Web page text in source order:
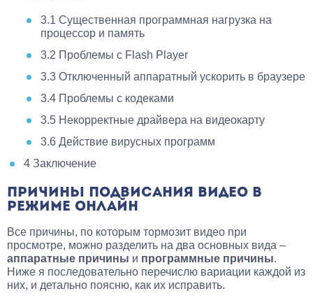
3.1 Существенная программная нагрузка на
процессор и память
3.2 Проблемы с Flash Player
3.3 Отключенный аппаратный ускорить в браузере
3.4 Проблемы с кодеками
3.5 Некорректные драйвера на видеокарту
3.6 Действие вирусных программ
4 Заключение
ПРИЧИНЫ ПОДВИСАНИЯ ВИДЕО В
РЕЖИМЕ ОНЛАЙН
Все причины, по которым тормозит видео при
просмотре, можно разделить на два основных вида –
аппаратные причины и программные причины.
Ниже я последовательно перечислю вариации каждой из
них, и детально поясню, как их исправить.